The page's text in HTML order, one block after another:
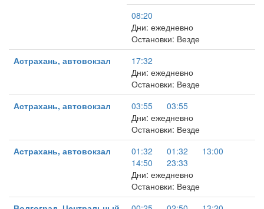
08:20
Дни: ежедневно
Остановки: Везде
Астрахань, автовокзал
17:32
Дни: ежедневно
Остановки: Везде
Астрахань, автовокзал
03:55
03:55
Дни: ежедневно
Остановки: Везде
Астрахань, автовокзал
01:32 01:32
13:00
14:50
23:33
Дни: ежедневно
Остановки: Везде